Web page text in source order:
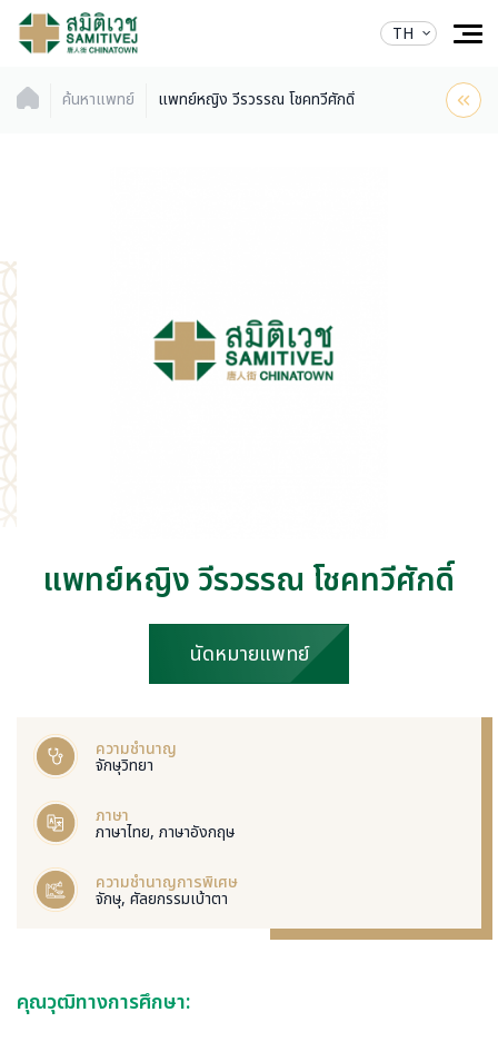
TH
ค้นหาแพทย์ แพทย์หญิง วีรวรรณ โชคทวีศักดิ์
แพทย์หญิง วีรวรรณ โชคทวีศักดิ์
นัดหมายแพทย์
ความชำนาญ
จักษุวิทยา
ภาษา
ภาษาไทย, ภาษาอังกฤษ
ความชำนาญการพิเศษ
จักษุ, ศัลยกรรมเบ้าตา
คุณวุฒิทางการศึกษา: